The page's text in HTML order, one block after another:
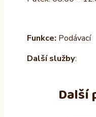
Funkce: Podávací
Další služby:
Další